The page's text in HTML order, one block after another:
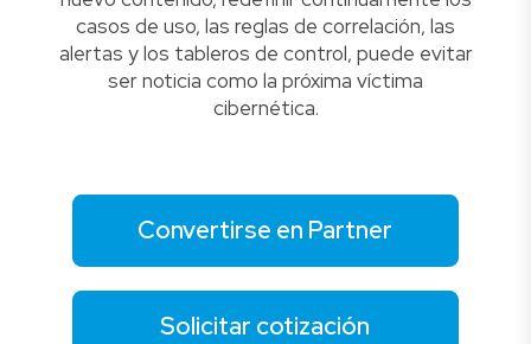
casos de uso, las reglas de correlación, las
alertas y los tableros de control, puede evitar
ser noticia como la próxima víctima
cibernética.
Convertirse en Partner
Solicitar cotización